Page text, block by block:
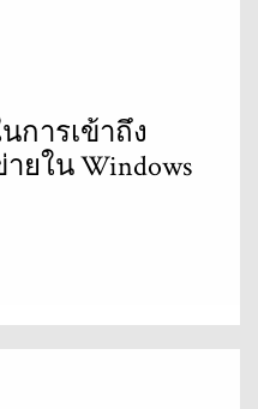
การเข้าถึง
ยใน Windows